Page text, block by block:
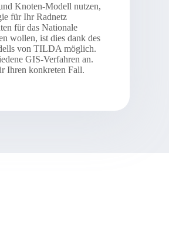
Knoten-Modell nutzen,
für Ihr Radnetz
für das Nationale
wollen, ist dies dank des
von TILDA möglich.
GIS-Verfahren an.
Ihren konkreten Fall.